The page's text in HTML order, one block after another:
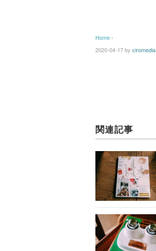
Home ›
2020-04-17by ciromedia
関連記事